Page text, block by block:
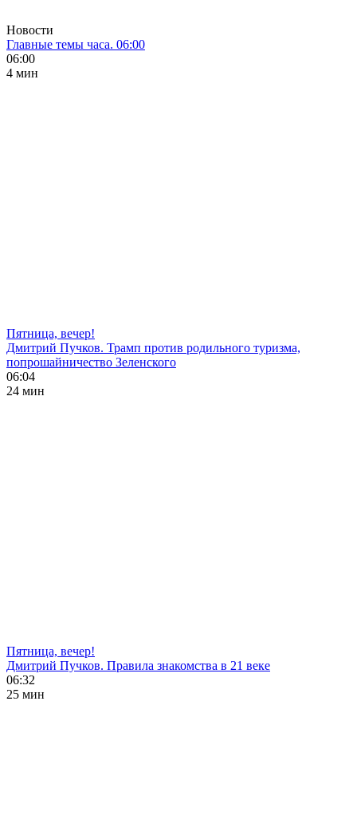
Новости
Главные темы часа. 06:00
06:00
4 мин
Пятница, вечер!
Дмитрий Пучков. Трамп против родильного туризма,
попрошайничество Зеленского
06:04
24 мин
Пятница, вечер!
Дмитрий Пучков. Правила знакомства в 21 веке
06:32
25 мин